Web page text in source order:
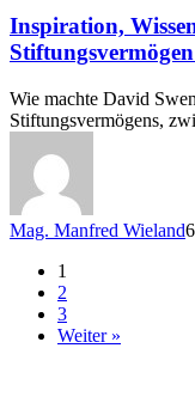
&
Austausch
rund
Stiftungsvermögen
managt
Yale
Inspiration,
Wie machte David
Stiftungsvermögens,
Mag. Manfred Wieland
1
2
3
Weiter »